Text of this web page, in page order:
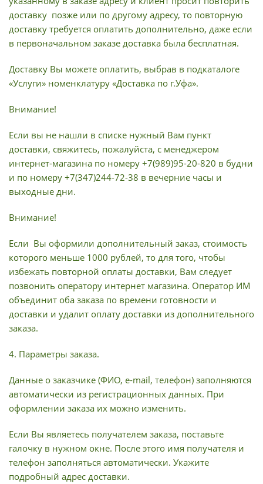
доставку позже или по другому адресу, то повторную
доставку требуется оплатить дополнительно, даже если
в первоначальном заказе доставка была бесплатная.
Доставку Вы можете оплатить, выбрав в подкаталоге
«Услуги» номенклатуру «Доставка по г.Уфа».
Внимание!
Если вы не нашли в списке нужный Вам пункт
доставки, свяжитесь, пожалуйста, с менеджером
интернет-магазина по номеру +7(989)95-20-820 в будни
и по номеру +7(347)244-72-38 в вечерние часы и
выходные дни.
Внимание!
Если Вы оформили дополнительный заказ, стоимость
которого меньше 1000 рублей, то для того, чтобы
избежать повторной оплаты доставки, Вам следует
позвонить оператору интернет магазина. Оператор ИМ
объединит оба заказа по времени готовности и
доставки и удалит оплату доставки из дополнительного
заказа.
4. Параметры заказа.
Данные о заказчике (ФИО, e-mail, телефон) заполняются
автоматически из регистрационных данных. При
оформлении заказа их можно изменить.
Если Вы являетесь получателем заказа, поставьте
галочку в нужном окне. После этого имя получателя и
телефон заполняться автоматически. Укажите
подробный адрес доставки.